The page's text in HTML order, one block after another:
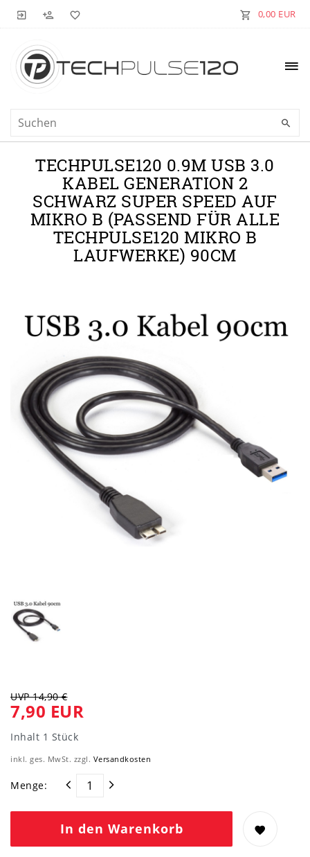
0,00 EUR
TECHPULSE120 0.9M USB 3.0
KABEL GENERATION 2
SCHWARZ SUPER SPEED AUF
MIKRO B (PASSEND FÜR ALLE
TECHPULSE120 MIKRO B
LAUFWERKE) 90CM
UVP 14,90 €
7,90 EUR
Inhalt 1 Stück
inkl. ges. MwSt. zzgl. Versandkosten
Menge:
In den Warenkorb